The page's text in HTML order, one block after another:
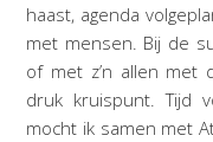
haast, agenda
met mensen. Bij de
of met z’n allen met
druk kruispunt. Tijd
mocht ik samen met